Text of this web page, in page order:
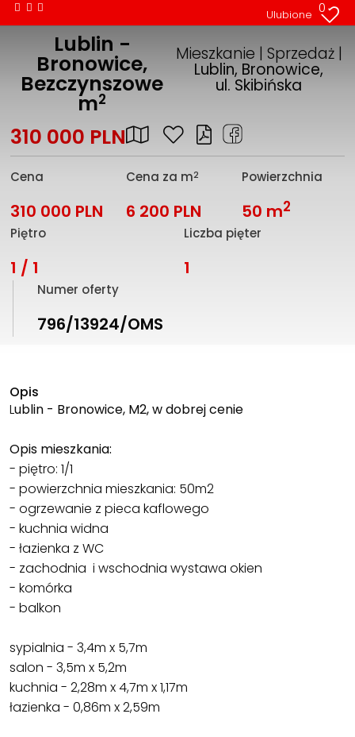
Ulubione 0
Lublin -
Bronowice,
Bezczynszowe
m2
Mieszkanie | Sprzedaż |
Lublin, Bronowice,
ul. Skibińska
310 000 PLN
Cena
310 000 PLN
Cena za m2
6 200 PLN
Powierzchnia
50 m2
Piętro
1 / 1
Liczba pięter
1
Numer oferty
796/13924/OMS
Opis
Lublin - Bronowice, M2, w dobrej cenie
Opis mieszkania:
- piętro: 1/1
- powierzchnia mieszkania: 50m2
- ogrzewanie z pieca kaflowego
- kuchnia widna
- łazienka z WC
- zachodnia i wschodnia wystawa okien
- komórka
- balkon
sypialnia - 3,4m x 5,7m
salon - 3,5m x 5,2m
kuchnia - 2,28m x 4,7m x 1,17m
łazienka - 0,86m x 2,59m